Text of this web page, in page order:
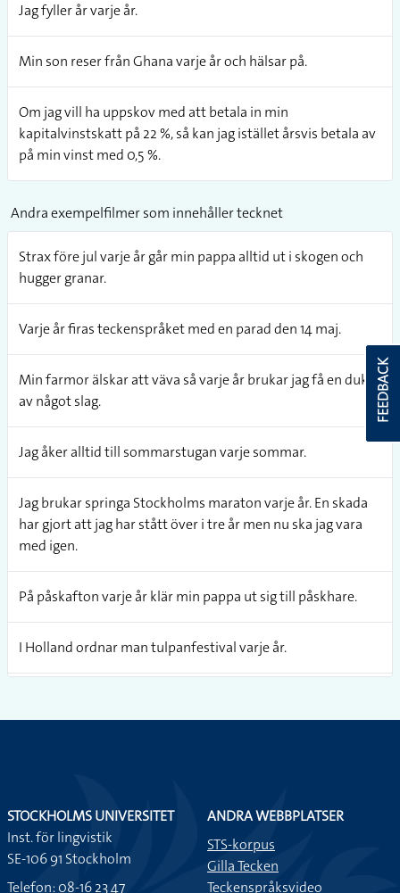
Jag fyller år varje år.
Min son reser från Ghana varje år och hälsar på.
Om jag vill ha uppskov med att betala in min
kapitalvinstskatt på 22 %, så kan jag istället årsvis betala av
på min vinst med 0,5 %.
Andra exempelfilmer som innehåller tecknet
Strax före jul varje år går min pappa alltid ut i skogen och
hugger granar.
Varje år firas teckenspråket med en parad den 14 maj.
Min farmor älskar att väva så varje år brukar jag få en duk
av något slag.
Jag åker alltid till sommarstugan varje sommar.
Jag brukar springa Stockholms maraton varje år. En skada
har gjort att jag har stått över i tre år men nu ska jag vara
med igen.
På påskafton varje år klär min pappa ut sig till påskhare.
I Holland ordnar man tulpanfestival varje år.
skönt att kunna koppla av.
Glasriket i Småland brukar ha ca en miljon besökare per år.
Ishockey VM brukar arrangeras varje år. Men nu förs
FEEDBACK
STOCKHOLMS UNIVERSITET
Inst. för lingvistik
SE-106 91 Stockholm
Telefon: 08-16 23 47
ANDRA WEBBPLATSER
STS-korpus
Gilla Tecken
Teckenspråksvideo